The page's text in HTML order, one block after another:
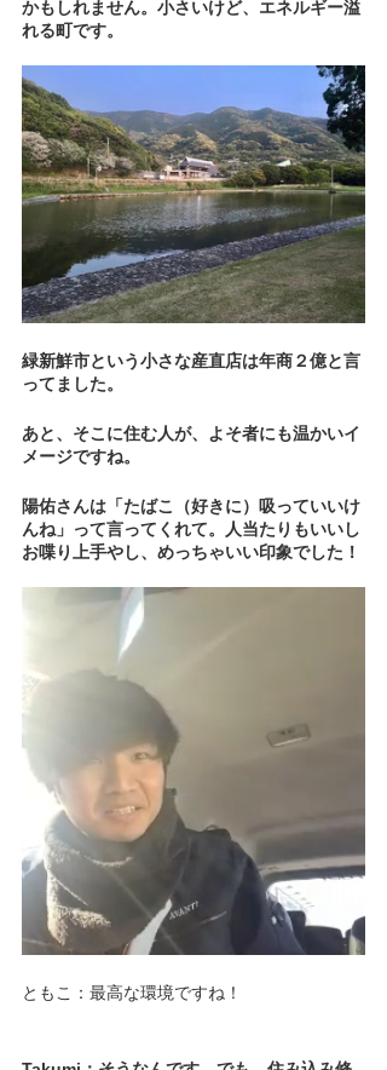
かもしれません。小さいけど、エネルギー溢
れる町です。
緑新鮮市という小さな産直店は年商２億と言
ってました。
あと、そこに住む人が、よそ者にも温かいイ
メージですね。
陽佑さんは「たばこ（好きに）吸っていいけ
んね」って言ってくれて。人当たりもいいし
お喋り上手やし、めっちゃいい印象でした！
ともこ：最高な環境ですね！